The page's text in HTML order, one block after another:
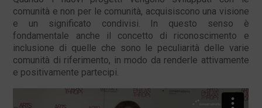
comunità e non per le comunità, acquisiscono una visione
e un significato condivisi. In questo senso è
fondamentale anche il concetto di riconoscimento e
inclusione di quelle che sono le peculiarità delle varie
comunità di riferimento, in modo da renderle attivamente
e positivamente partecipi.